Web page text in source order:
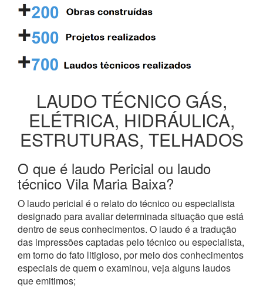
LAUDO TÉCNICO GÁS,
ELÉTRICA, HIDRÁULICA,
ESTRUTURAS, TELHADOS
O que é laudo Pericial ou laudo
técnico Vila Maria Baixa?
O laudo pericial é o relato do técnico ou especialista
designado para avaliar determinada situação que está
dentro de seus conhecimentos. O laudo é a tradução
das impressões captadas pelo técnico ou especialista,
em torno do fato litigioso, por meio dos conhecimentos
especiais de quem o examinou, veja alguns laudos
que emitimos;